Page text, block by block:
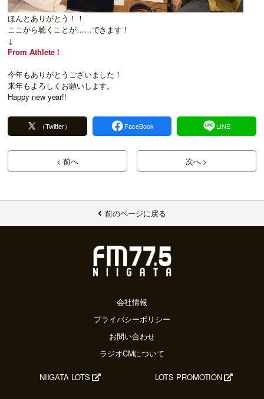
ほんとありがとう！！
ここから聴くことが……できます！
↓
From Athlete！
今年もありがとうございました！
来年もよろしくお願いします。
Happy new year!!
（Twitter） FaceBook LINE
< 前へ 次へ >
前のページに戻る
会社情報
プライバシーポリシー
お問い合わせ
ラジオCMについて
NIIGATA LOTS LOTS PROMOTION